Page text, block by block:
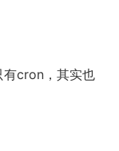
cron，其实也